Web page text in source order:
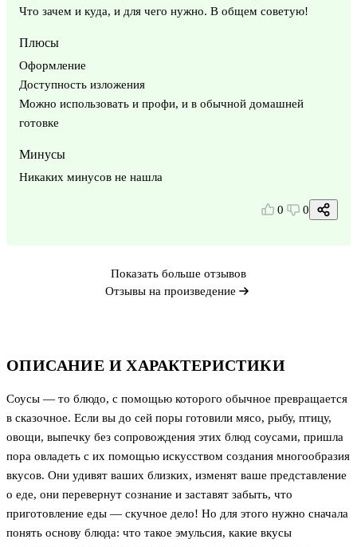
ОПИСАНИЕ И ХАРАКТЕРИСТИКИ
Соусы — то блюдо, с помощью которого обычное превращается
в сказочное. Если вы до сей поры готовили мясо, рыбу, птицу,
овощи, выпечку без сопровождения этих блюд соусами, пришла
пора овладеть с их помощью искусством создания многообразия
вкусов. Они удивят ваших близких, изменят ваше представление
о еде, они перевернут сознание и заставят забыть, что
приготовление еды — скучное дело! Но для этого нужно сначала
понять основу блюда: что такое эмульсия, какие вкусы
Что зачем и куда, и для чего нужно. В общем советую!
Плюсы
Оформление
Доступность изложения
Можно использовать и профи, и в обычной домашней
готовке
Минусы
Никаких минусов не нашла
0 0
Показать больше отзывов
Отзывы на произведение